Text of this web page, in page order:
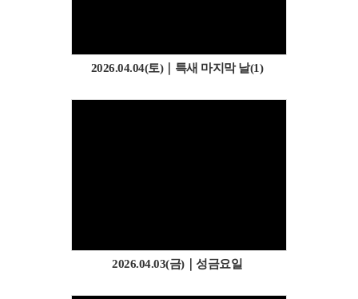
2026.04.04(토)｜특새 마지막 날(1)
2026.04.03(금)｜성금요일